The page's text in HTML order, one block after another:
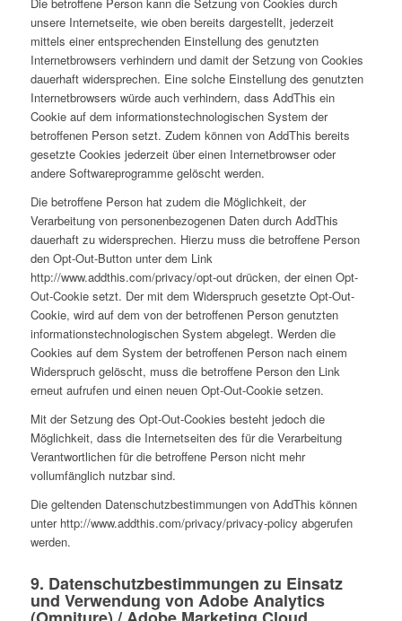
unsere Internetseite, wie oben bereits dargestellt, jederzeit
mittels einer entsprechenden Einstellung des genutzten
Internetbrowsers verhindern und damit der Setzung von Cookies
dauerhaft widersprechen. Eine solche Einstellung des genutzten
Internetbrowsers würde auch verhindern, dass AddThis ein
Cookie auf dem informationstechnologischen System der
betroffenen Person setzt. Zudem können von AddThis bereits
gesetzte Cookies jederzeit über einen Internetbrowser oder
andere Softwareprogramme gelöscht werden.
Die betroffene Person hat zudem die Möglichkeit, der
Verarbeitung von personenbezogenen Daten durch AddThis
dauerhaft zu widersprechen. Hierzu muss die betroffene Person
den Opt-Out-Button unter dem Link
http://www.addthis.com/privacy/opt-out drücken, der einen Opt-
Out-Cookie setzt. Der mit dem Widerspruch gesetzte Opt-Out-
Cookie, wird auf dem von der betroffenen Person genutzten
informationstechnologischen System abgelegt. Werden die
Cookies auf dem System der betroffenen Person nach einem
Widerspruch gelöscht, muss die betroffene Person den Link
erneut aufrufen und einen neuen Opt-Out-Cookie setzen.
Mit der Setzung des Opt-Out-Cookies besteht jedoch die
Möglichkeit, dass die Internetseiten des für die Verarbeitung
Verantwortlichen für die betroffene Person nicht mehr
vollumfänglich nutzbar sind.
Die geltenden Datenschutzbestimmungen von AddThis können
unter http://www.addthis.com/privacy/privacy-policy abgerufen
werden.
9. Datenschutzbestimmungen zu Einsatz
und Verwendung von Adobe Analytics